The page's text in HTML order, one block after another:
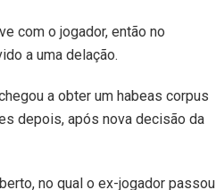
com o jogador, então no
a uma delação.
a obter um habeas corpus
depois, após nova decisão da
no qual o ex-jogador passou